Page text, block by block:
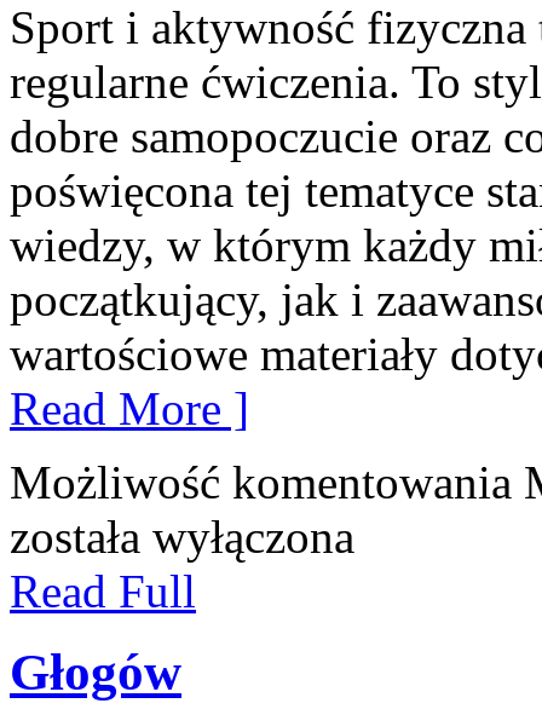
Sport i aktywność
regularne ćwiczenia. To
dobre samopoczucie oraz
poświęcona tej tematyce
wiedzy, w którym każdy
początkujący, jak i
wartościowe materiały
Read More ]
Możliwość komentowania
została wyłączona
Read Full
Głogów